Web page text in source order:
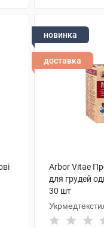
новинка
доставка
Arbor Vitae
для грудей
30 шт